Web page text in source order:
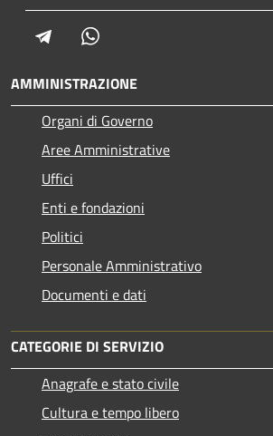
Telegram
AMMINISTRAZIONE
Organi di Governo
Aree Amministrative
Uffici
Enti e fondazioni
Politici
Personale Amministrativo
Documenti e dati
CATEGORIE DI SERVIZIO
Anagrafe e stato civile
Cultura e tempo libero